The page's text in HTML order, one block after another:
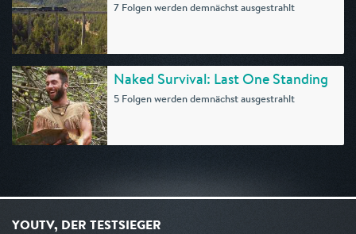
7 Folgen werden demnächst ausgestrahlt
Naked Survival: Last One Standing
5 Folgen werden demnächst ausgestrahlt
YOUTV, DER TESTSIEGER